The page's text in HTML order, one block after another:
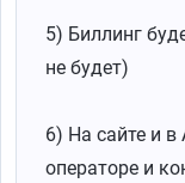
5) Биллинг
не будет)
6) На сайте и
операторе и